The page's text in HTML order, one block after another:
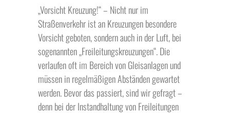
„Vorsicht Kreuzung!“ – Nicht nur im
Straßenverkehr ist an Kreuzungen besondere
Vorsicht geboten, sondern auch in der Luft, bei
sogenannten „Freileitungskreuzungen“. Die
verlaufen oft im Bereich von Gleisanlagen und
müssen in regelmäßigen Abständen gewartet
werden. Bevor das passiert, sind wir gefragt –
denn bei der Instandhaltung von Freileitungen